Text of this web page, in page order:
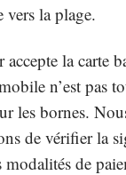
vers la plage.
accepte la carte
n’est pas
les bornes.
de vérifier la
modalités de